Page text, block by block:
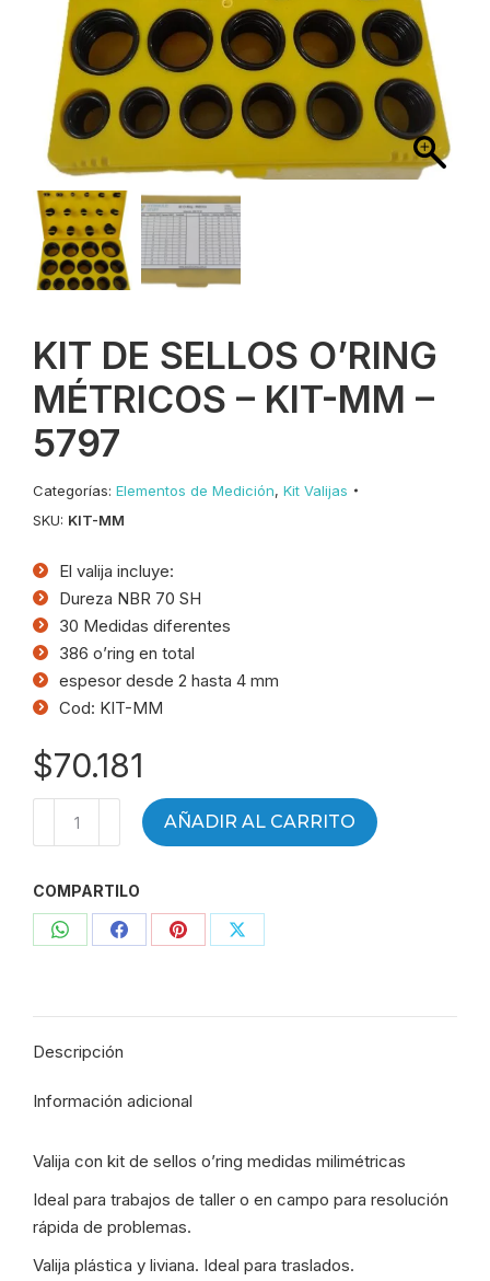
KIT DE SELLOS O’RING
MÉTRICOS – KIT-MM –
5797
Categorías: Elementos de Medición, Kit Valijas
SKU: KIT-MM
El valija incluye:
Dureza NBR 70 SH
30 Medidas diferentes
386 o’ring en total
espesor desde 2 hasta 4 mm
Cod: KIT-MM
$70.181
o'ring
métricos
-
5797
AÑADIR AL CARRITO
COMPARTILO
CompartirCompartirCompartirCompartir
Descripción
Información adicional
Valija con kit de sellos o’ring medidas milimétricas
Ideal para trabajos de taller o en campo para resolución
rápida de problemas.
Valija plástica y liviana. Ideal para traslados.